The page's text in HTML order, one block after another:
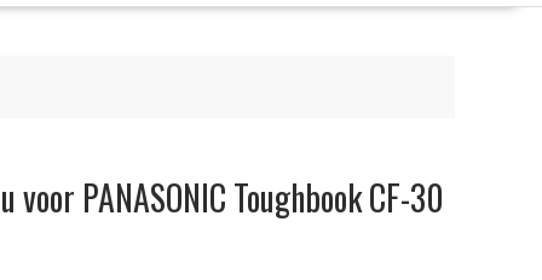
PANASONIC Toughbook CF-30